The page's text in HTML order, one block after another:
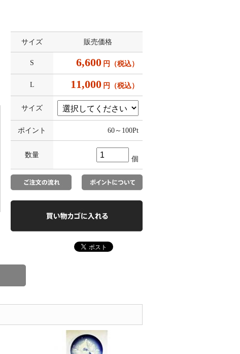
サイズ 販売価格
S 6,600 円（税込）
L 11,000 円（税込）
サイズ
ポイント 60～100Pt
数量
個